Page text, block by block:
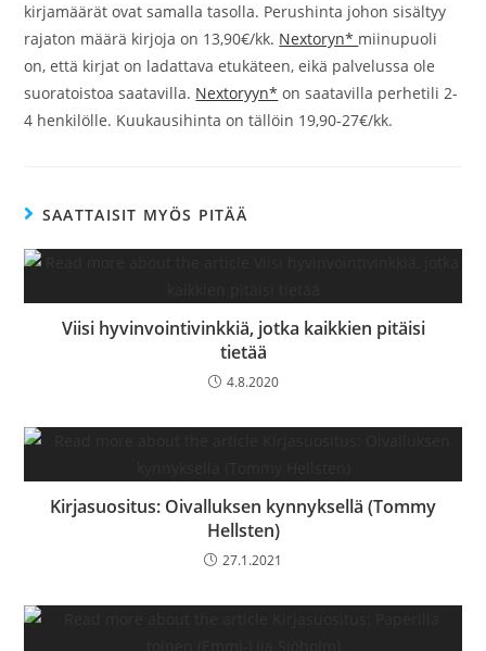
kirjamäärät ovat samalla tasolla. Perushinta johon sisältyy
rajaton määrä kirjoja on 13,90€/kk. Nextoryn* miinupuoli
on, että kirjat on ladattava etukäteen, eikä palvelussa ole
suoratoistoa saatavilla. Nextoryyn* on saatavilla perhetili 2-
4 henkilölle. Kuukausihinta on tällöin 19,90-27€/kk.
SAATTAISIT MYÖS PITÄÄ
Viisi hyvinvointivinkkiä, jotka kaikkien pitäisi
tietää
4.8.2020
Kirjasuositus: Oivalluksen kynnyksellä (Tommy
Hellsten)
27.1.2021